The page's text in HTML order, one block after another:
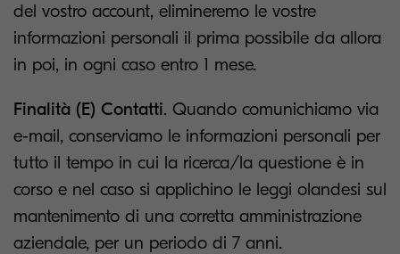
del vostro account, elimineremo le vostre
informazioni personali il prima possibile da allora
in poi, in ogni caso entro 1 mese.
Finalità (E) Contatti. Quando comunichiamo via
e-mail, conserviamo le informazioni personali per
tutto il tempo in cui la ricerca/la questione è in
corso e nel caso si applichino le leggi olandesi sul
mantenimento di una corretta amministrazione
aziendale, per un periodo di 7 anni.